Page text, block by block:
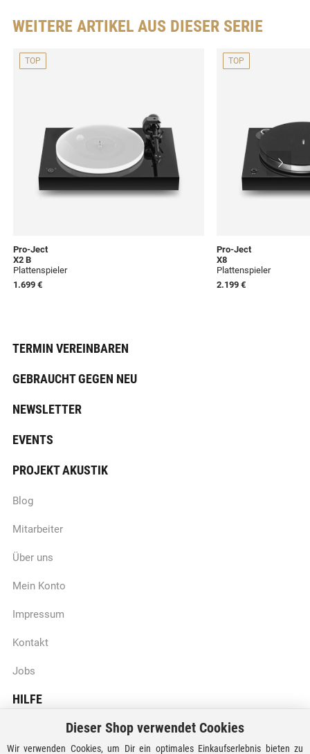
WEITERE ARTIKEL AUS DIESER SERIE
TOP
Pro-Ject
X2 B
Plattenspieler
1.699 €
TOP
Pro-Ject
X8
Plattenspieler
2.199 €
TERMIN VEREINBAREN
GEBRAUCHT GEGEN NEU
NEWSLETTER
EVENTS
PROJEKT AKUSTIK
Blog
Mitarbeiter
Über uns
Mein Konto
Impressum
Kontakt
Jobs
HILFE
Batteriegesetzhinweise
Dieser Shop verwendet Cookies
Wir verwenden Cookies, um Dir ein optimales Einkaufserlebnis bieten zu